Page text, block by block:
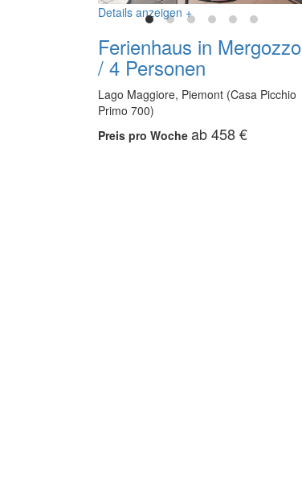
Details anzeigen +
Ferienhaus in Mergozzo
/ 4 Personen
Lago Maggiore, Piemont (Casa Picchio
Primo 700)
Preis pro Woche ab 458 €